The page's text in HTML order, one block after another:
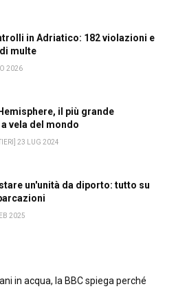
in Adriatico: 182 violazioni e
multe
2026
il più grande
vela del mondo
23 LUG 2024
un'unità da diporto: tutto su
2025
in acqua, la BBC spiega perché